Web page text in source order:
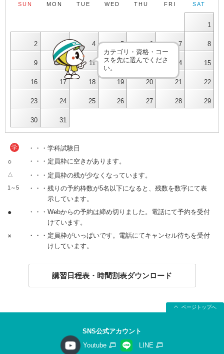
SUN MON TUE WED THU FRI SAT
1
2 3 4 5 6 7 8
9 10 11 12 13 14 15
16 17 18 19 20 21 22
23 24 25 26 27 28 29
30 31
カテゴリ・資格・コー
スを先に選んでくださ
い。
学 ・・・学科試験日
○ ・・・定員枠に空きがあります。
△ ・・・定員枠の残が少なくなっています。
1～5
・・・残りの予約枠数が5名以下になると、残数を数字にて表
示しています。
●
・・・Webからの予約は締め切りました。電話にて予約を受付
けています。
×
・・・定員枠がいっぱいです。電話にてキャンセル待ちを受付
けしています。
講習日程表・時間割表ダウンロード
ページトップへ
SNS公式アカウント
Youtube
LINE